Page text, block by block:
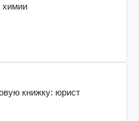
химии
книжку: юрист